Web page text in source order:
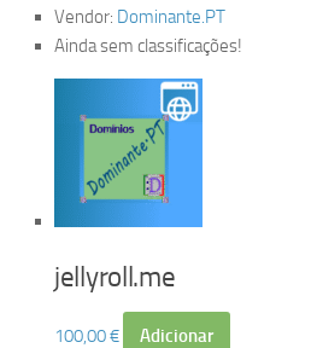
Vendor: Dominante.PT
Ainda sem classificações!
jellyroll.me
100,00€ Adicionar